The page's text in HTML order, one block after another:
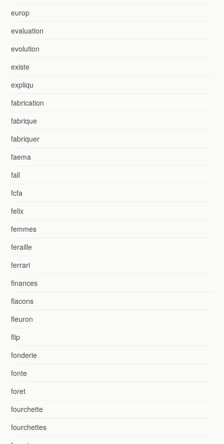
europ
evaluation
evolution
existe
expliqu
fabrication
fabrique
fabriquer
faema
fall
fcfa
felix
femmes
feraille
ferrari
finances
flacons
fleuron
flip
fonderie
fonte
foret
fourchette
fourchettes